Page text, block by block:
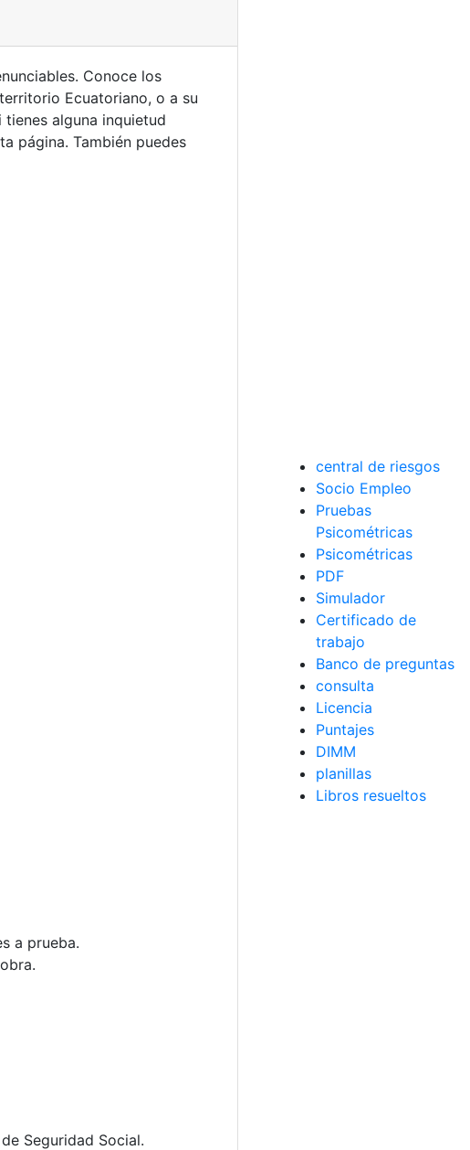
Conoce los
Ecuatoriano, o a su
tienes alguna inquietud
página. También puedes
a prueba.
Seguridad Social.
central de riesgos
Socio Empleo
Pruebas
Psicométricas
Psicométricas
PDF
Simulador
Certificado de
trabajo
Banco de preguntas
consulta
Licencia
Puntajes
DIMM
planillas
Libros resueltos